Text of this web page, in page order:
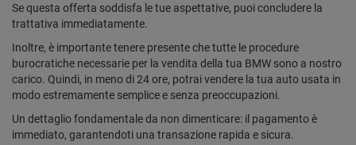
Se questa offerta soddisfa le tue aspettative, puoi concludere la
trattativa immediatamente.
Inoltre, è importante tenere presente che tutte le procedure
burocratiche necessarie per la vendita della tua BMW sono a nostro
carico. Quindi, in meno di 24 ore, potrai vendere la tua auto usata in
modo estremamente semplice e senza preoccupazioni.
Un dettaglio fondamentale da non dimenticare: il pagamento è
immediato, garantendoti una transazione rapida e sicura.